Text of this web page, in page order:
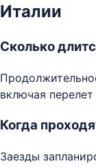
Италии
Сколько
включая
Когда
Заезды